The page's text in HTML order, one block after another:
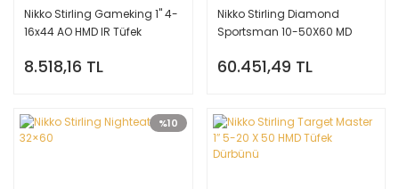
Nikko Stirling Gameking 1'' 4-
16x44 AO HMD IR Tüfek
8.518,16 TL
Nikko Stirling Diamond
Sportsman 10-50X60 MD
60.451,49 TL
%10